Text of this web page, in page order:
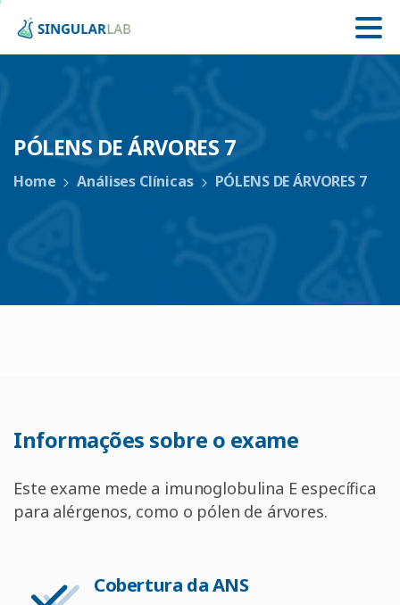
PÓLENS DEÁRVORES 7
Home Análises Clínicas PÓLENS DE ÁRVORES 7
Informações sobre o exame
Este exame mede a imunoglobulina E específica
para alérgenos, como o pólen de árvores.
Cobertura da ANS